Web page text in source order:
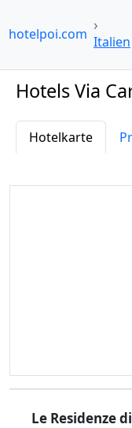
hotelpoi.com Italien
Hotels Via
Hotelkarte
Le Residenze